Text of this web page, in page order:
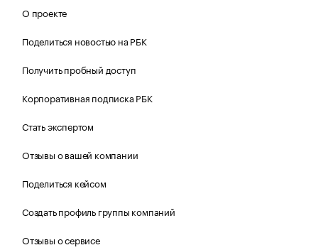
О проекте
Поделиться новостью на РБК
Получить пробный доступ
Корпоративная подписка РБК
Стать экспертом
Отзывы о вашей компании
Поделиться кейсом
Создать профиль группы компаний
Отзывы о сервисе